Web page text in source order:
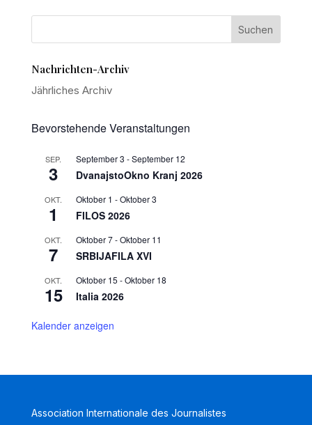
Nachrichten-Archiv
Jährliches Archiv
Bevorstehende Veranstaltungen
SEP.
3
September 3 -September 12
DvanajstoOkno Kranj 2026
OKT.
1
Oktober 1 -Oktober 3
FILOS 2026
OKT.
7
Oktober 7-Oktober 11
SRBIJAFILA XVI
OKT.
15
Oktober 15 -Oktober 18
Italia 2026
Kalender anzeigen
Association Internationale des Journalistes